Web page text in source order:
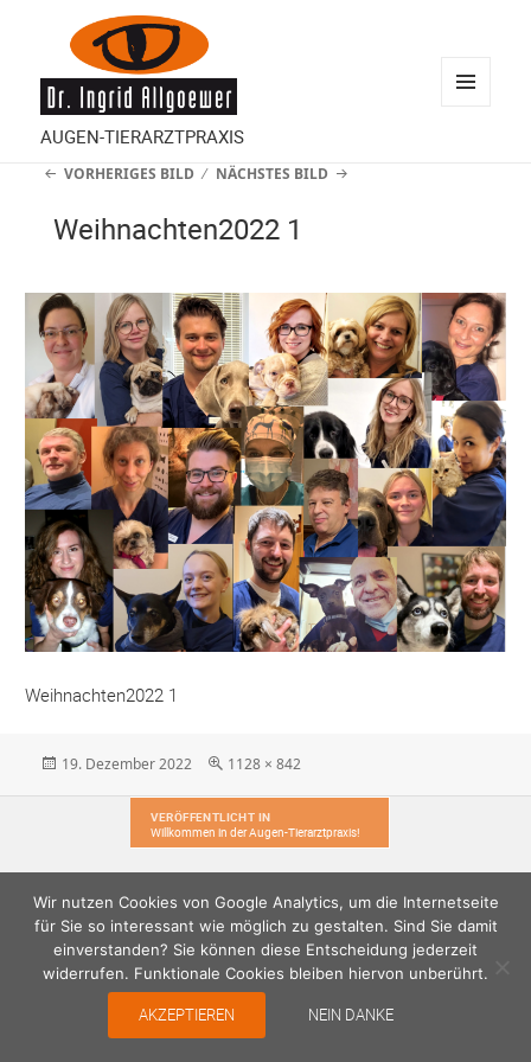
AUGEN-TIERARZTPRAXIS
VORHERIGES BILD NÄCHSTES BILD
Weihnachten2022 1
Weihnachten2022 1
Veröffentlicht
19. Dezember 2022 Originalgröße
1128 × 842
VERÖFFENTLICHT IN
Willkommen in der Augen-Tierarztpraxis!
Wir nutzen Cookies von Google Analytics, um die Internetseite
für Sie so interessant wie möglich zu gestalten. Sind Sie damit
einverstanden? Sie können diese Entscheidung jederzeit
widerrufen. Funktionale Cookies bleiben hiervon unberührt.
AKZEPTIEREN NEIN DANKE